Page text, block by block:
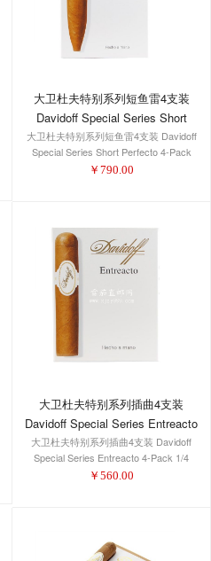
大卫杜夫特别系列短鱼雷4支装
Davidoff Special Series Short
Perfecto 4-Pack 1/4
大卫杜夫特别系列短鱼雷4支装 Davidoff
Special Series Short Perfecto 4-Pack
1/4
￥ 790.00
大卫杜夫特别系列插曲4支装
Davidoff Special Series Entreacto
4-Pack 1/4
大卫杜夫特别系列插曲4支装 Davidoff
Special Series Entreacto 4-Pack 1/4
￥ 560.00